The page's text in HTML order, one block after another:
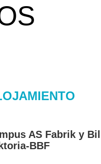
AS Fabrik y
BBF
Más información